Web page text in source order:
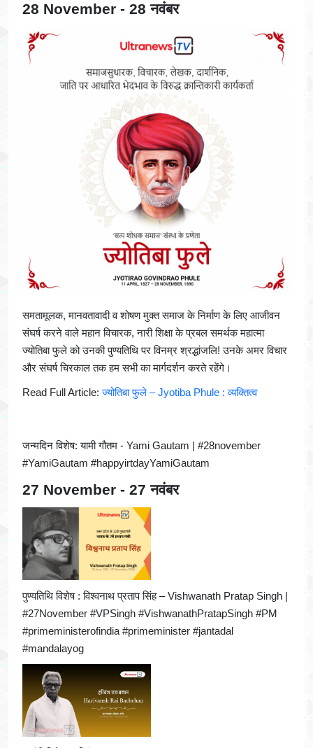
28 November - 28 नवंबर
समतामूलक, मानवतावादी व शोषण मुक्त समाज के निर्माण के लिए आजीवन
संघर्ष करने वाले महान विचारक, नारी शिक्षा के प्रबल समर्थक महात्मा
ज्योतिबा फुले को उनकी पुण्यतिथि पर विनम्र श्रद्धांजलि! उनके अमर विचार
और संघर्ष चिरकाल तक हम सभी का मार्गदर्शन करते रहेंगे।
Read Full Article:ज्योतिबा फुले – Jyotiba Phule : व्यक्तित्व
जन्मदिन विशेष: यामी गौतम - Yami Gautam | #28november
#YamiGautam #happyirtdayYamiGautam
27 November - 27 नवंबर
पुण्यतिथि विशेष : विश्वनाथ प्रताप सिंह – Vishwanath Pratap Singh |
#27November #VPSingh #VishwanathPratapSingh #PM
#primeministerofindia #primeminister #jantadal
#mandalayog